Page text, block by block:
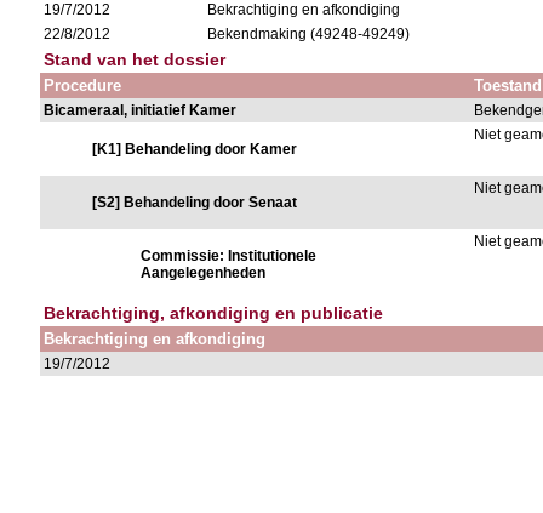
19/7/2012
Bekrachtiging en afkondiging
22/8/2012
Bekendmaking (49248-49249)
Stand van het dossier
Procedure Toestand
Bicameraal, initiatief Kamer
[K1] Behandeling door Kamer
Niet
[S2] Behandeling door Senaat
Niet
Commissie: Institutionele
Aangelegenheden
Niet
Bekrachtiging, afkondiging en publicatie
Bekrachtiging en afkondiging
19/7/2012